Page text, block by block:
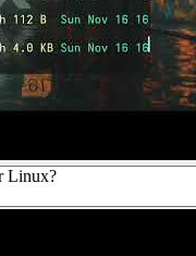
Linux?